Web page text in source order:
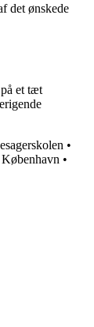
det ønskede
et tæt
•
•